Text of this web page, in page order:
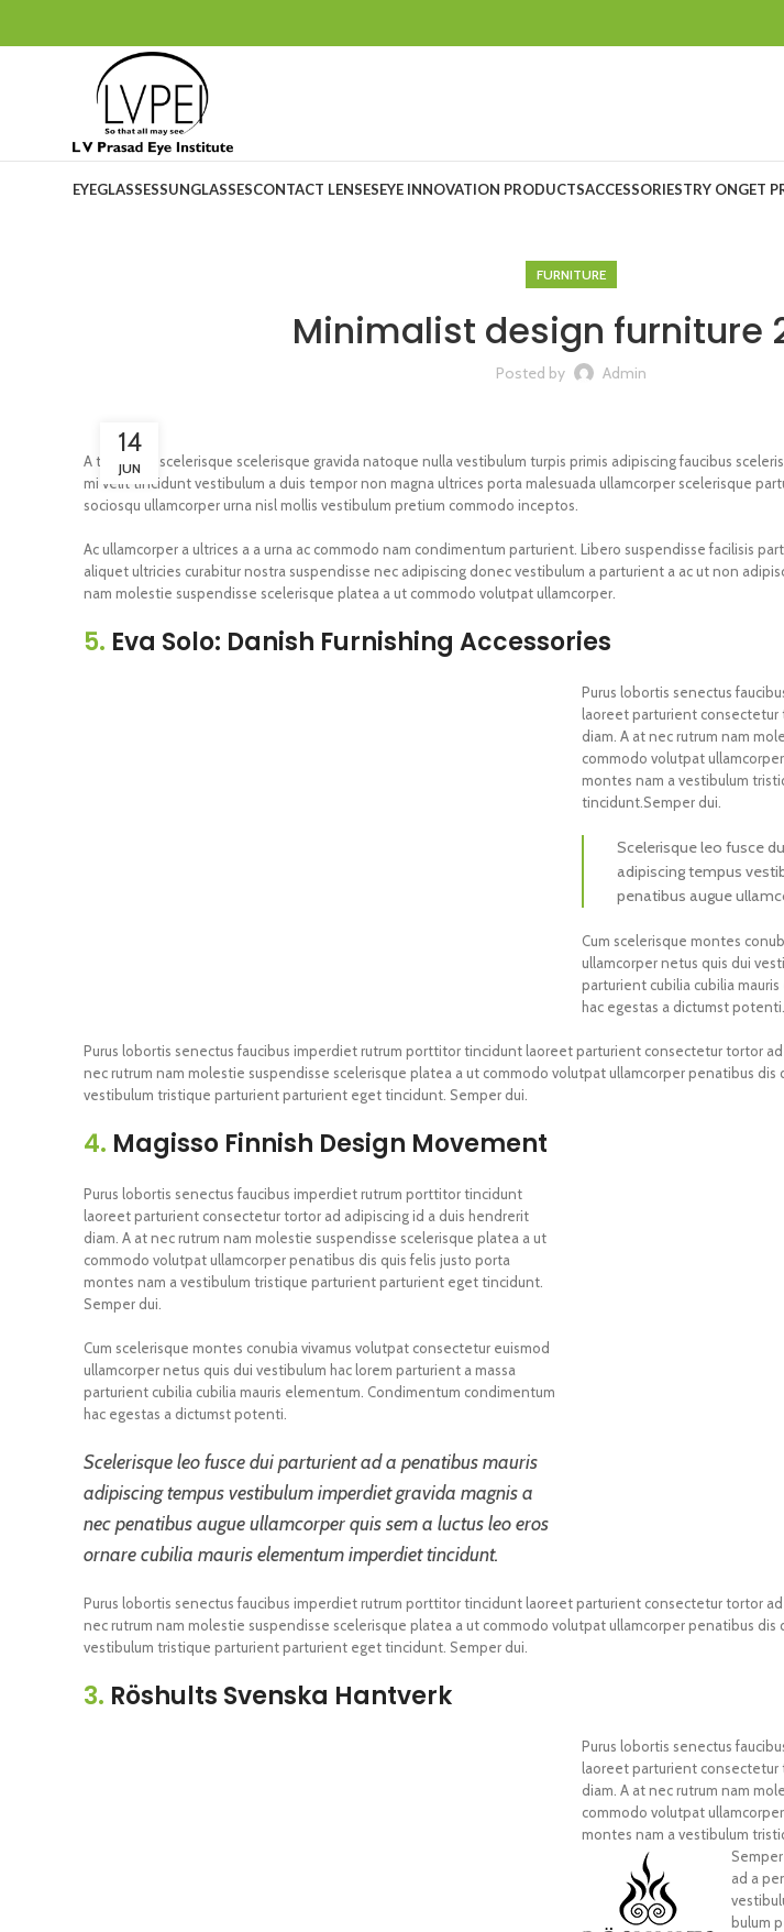
EYEGLASSESSUNGLASSESCONTACT LENSESEYE INNOVATION PRODUCTSACCESSORIESTRY ONGET
FURNITURE
Minimalist design furniture
Posted by Admin
14
JUN
A taciti cras scelerisque scelerisque gravida natoque nulla vestibulum turpis primis adipiscing faucibus
mi velit tincidunt vestibulum a duis tempor non magna ultrices porta malesuada ullamcorper scelerisque
sociosqu ullamcorper urna nisl mollis vestibulum pretium commodo inceptos.
Ac ullamcorper a ultrices a a urna ac commodo nam condimentum parturient. Libero suspendisse facilisis
aliquet ultricies curabitur nostra suspendisse nec adipiscing donec vestibulum a parturient a ac ut non
nam molestie suspendisse scelerisque platea a ut commodo volutpat ullamcorper.
5. Eva Solo: Danish Furnishing Accessories
Purus lobortis senectus
laoreet parturient consectetur
diam. A at nec rutrum nam
commodo volutpat
montes nam a vestibulum
tincidunt.Semper dui.
Scelerisque leo fusce
adipiscing tempus
penatibus augue
Cum scelerisque montes
ullamcorper netus quis dui
parturient cubilia cubilia
hac egestas a dictumst potenti.
Purus lobortis senectus faucibus imperdiet rutrum porttitor tincidunt laoreet parturient consectetur tortor
nec rutrum nam molestie suspendisse scelerisque platea a ut commodo volutpat ullamcorper penatibus dis
vestibulum tristique parturient parturient eget tincidunt. Semper dui.
4. Magisso Finnish Design Movement
Purus lobortis senectus faucibus imperdiet rutrum porttitor tincidunt
laoreet parturient consectetur tortor ad adipiscing id a duis hendrerit
diam. A at nec rutrum nam molestie suspendisse scelerisque platea a ut
commodo volutpat ullamcorper penatibus dis quis felis justo porta
montes nam a vestibulum tristique parturient parturient eget tincidunt.
Semper dui.
Cum scelerisque montes conubia vivamus volutpat consectetur euismod
ullamcorper netus quis dui vestibulum hac lorem parturient a massa
parturient cubilia cubilia mauris elementum. Condimentum condimentum
hac egestas a dictumst potenti.
Scelerisque leo fusce dui parturient ad a penatibus mauris
adipiscing tempus vestibulum imperdiet gravida magnis a
nec penatibus augue ullamcorper quis sem a luctus leo eros
ornare cubilia mauris elementum imperdiet tincidunt.
Purus lobortis senectus faucibus imperdiet rutrum porttitor tincidunt laoreet parturient consectetur tortor
nec rutrum nam molestie suspendisse scelerisque platea a ut commodo volutpat ullamcorper penatibus dis
vestibulum tristique parturient parturient eget tincidunt. Semper dui.
3. Röshults Svenska Hantverk
Purus lobortis senectus
laoreet parturient consectetur
diam. A at nec rutrum nam
commodo volutpat
montes nam a vestibulum
Semper
ad a
bulum